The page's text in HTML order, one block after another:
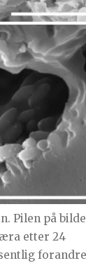
Pilen på
etter 24